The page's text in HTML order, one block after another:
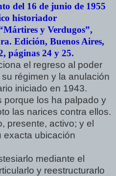
del 16 de junio de 1955
historiador
y Verdugos”,
Edición, Buenos Aires,
páginas 24 y 25.
el regreso al poder
régimen y la anulación
iniciado en 1943.
porque los ha palpado y
las narices contra ellos.
presente, activo; y el
exacta ubicación
mediante el
y reestructurarlo